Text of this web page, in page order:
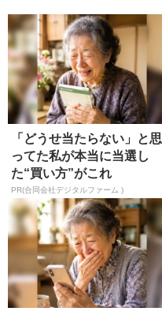
「どうせ当たらない」と思
ってた私が本当に当選し
た“買い方”がこれ
PR(合同会社デジタルファーム )